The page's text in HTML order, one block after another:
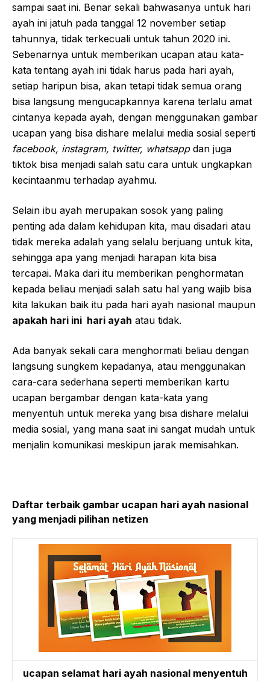
sampai saat ini. Benar sekali bahwasanya untuk hari
ayah ini jatuh pada tanggal 12 november setiap
tahunnya, tidak terkecuali untuk tahun 2020 ini.
Sebenarnya untuk memberikan ucapan atau kata-
kata tentang ayah ini tidak harus pada hari ayah,
setiap haripun bisa, akan tetapi tidak semua orang
bisa langsung mengucapkannya karena terlalu amat
cintanya kepada ayah, dengan menggunakan gambar
ucapan yang bisa dishare melalui media sosial seperti
facebook, instagram, twitter, whatsappdan juga
tiktok bisa menjadi salah satu cara untuk ungkapkan
kecintaanmu terhadap ayahmu.
Selain ibu ayah merupakan sosok yang paling
penting ada dalam kehidupan kita, mau disadari atau
tidak mereka adalah yang selalu berjuang untuk kita,
sehingga apa yang menjadi harapan kita bisa
tercapai. Maka dari itu memberikan penghormatan
kepada beliau menjadi salah satu hal yang wajib bisa
kita lakukan baik itu pada hari ayah nasional maupun
apakah hari ini hari ayah atau tidak.
Ada banyak sekali cara menghormati beliau dengan
langsung sungkem kepadanya, atau menggunakan
cara-cara sederhana seperti memberikan kartu
ucapan bergambar dengan kata-kata yang
menyentuh untuk mereka yang bisa dishare melalui
media sosial, yang mana saat ini sangat mudah untuk
menjalin komunikasi meskipun jarak memisahkan.
Daftar terbaik gambar ucapan hari ayah nasional
yang menjadi pilihan netizen
ucapan selamat hari ayah nasional menyentuh